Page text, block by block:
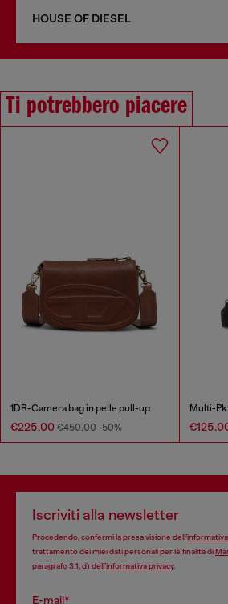
HOUSE OF DIESEL
Ti potrebbero piacere
1DR-Camera bag in pelle pull-up
€225.00 €450.00-50%
Iscriviti alla newsletter
Procedendo, confermi la presa visione dell’
trattamento dei miei dati personali per le finalità di
paragrafo 3.1, d) dell’informativa privacy.
E-mail*